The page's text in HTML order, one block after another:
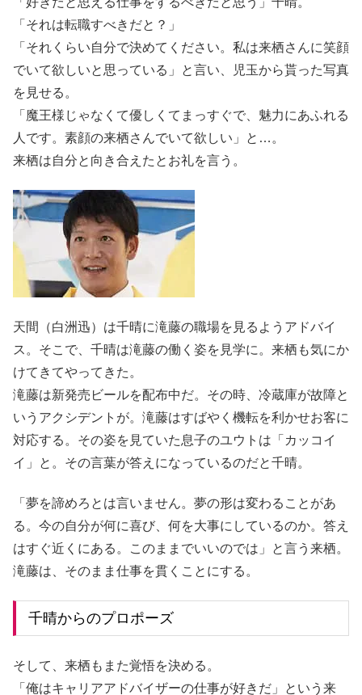
「それは転職すべきだと？」
「それくらい自分で決めてください。私は来栖さんに笑顔
でいて欲しいと思っている」と言い、児玉から貰った写真
を見せる。
「魔王様じゃなくて優しくてまっすぐで、魅力にあふれる
人です。素顔の来栖さんでいて欲しい」と…。
来栖は自分と向き合えたとお礼を言う。
天間（白洲迅）は千晴に滝藤の職場を見るようアドバイ
ス。そこで、千晴は滝藤の働く姿を見学に。来栖も気にか
けてきてやってきた。
滝藤は新発売ビールを配布中だ。その時、冷蔵庫が故障と
いうアクシデントが。滝藤はすばやく機転を利かせお客に
対応する。その姿を見ていた息子のユウトは「カッコイ
イ」と。その言葉が答えになっているのだと千晴。
「夢を諦めろとは言いません。夢の形は変わることがあ
る。今の自分が何に喜び、何を大事にしているのか。答え
はすぐ近くにある。このままでいいのでは」と言う来栖。
滝藤は、そのまま仕事を貫くことにする。
千晴からのプロポーズ
そして、来栖もまた覚悟を決める。
「俺はキャリアアドバイザーの仕事が好きだ」という来